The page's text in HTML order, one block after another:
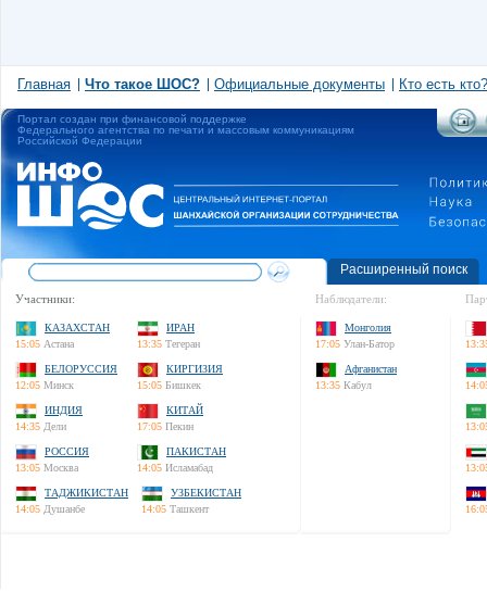
Главная Что такое ШОС? Официальные документы Кто есть кто?
Портал создан при финансовой поддержке
Федерального агентства по печати и массовым коммуникациям
Российской Федерации
Расширенный поиск
Участники:
КАЗАХСТАН
15:05 Астана
ИРАН
13:35 Тегеран
БЕЛОРУССИЯ
12:05 Минск
КИРГИЗИЯ
15:05 Бишкек
ИНДИЯ
14:35 Дели
КИТАЙ
17:05 Пекин
РОССИЯ
13:05 Москва
ПАКИСТАН
14:05 Исламабад
ТАДЖИКИСТАН
14:05 Душанбе
УЗБЕКИСТАН
14:05 Ташкент
Наблюдатели:
Монголия
17:05 Улан-Батор
Афганистан
13:35 Кабул